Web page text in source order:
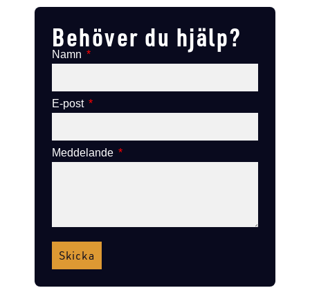
Behöver du hjälp?
Namn
E-post
Meddelande
Skicka